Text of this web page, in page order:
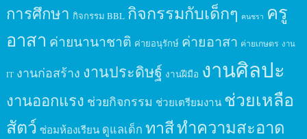
การศึกษา กิจกรรม BBL กิจกรรมกับเด็กๆ คนชรา ครู
อาสา ค่ายนานาชาติ ค่ายอนุรักษ์ ค่ายอาสา ค่ายเกษตร งาน
IT งานก่อสร้าง งานประดิษฐ์ งานฝีมือ งานศิลปะ
งานออกแรง ช่วยกิจกรรม ช่วยเตรียมงาน ช่วยเหลือ
สัตว์ ซ่อมห้องเรียน ดูแลเด็ก ทาสีทำความสะอาด